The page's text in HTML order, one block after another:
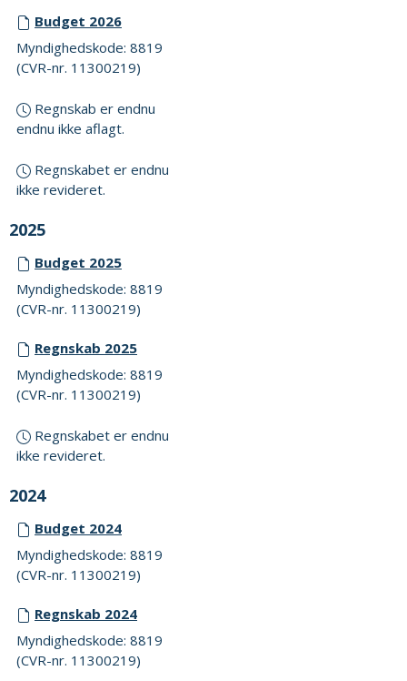
Budget 2026
Myndighedskode: 8819
(CVR-nr. 11300219)
Regnskab er endnu
endnu ikke aflagt.
Regnskabet er endnu
ikke revideret.
2025
Budget 2025
Myndighedskode: 8819
(CVR-nr. 11300219)
Regnskab 2025
Myndighedskode: 8819
(CVR-nr. 11300219)
Regnskabet er endnu
ikke revideret.
2024
Budget 2024
Myndighedskode: 8819
(CVR-nr. 11300219)
Regnskab 2024
Myndighedskode: 8819
(CVR-nr. 11300219)